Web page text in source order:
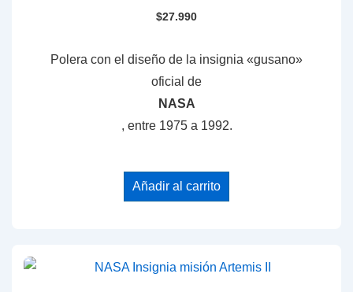
$27.990
Polera con el diseño de la insignia «gusano»
oficial de
NASA
, entre 1975 a 1992.
Añadir al carrito